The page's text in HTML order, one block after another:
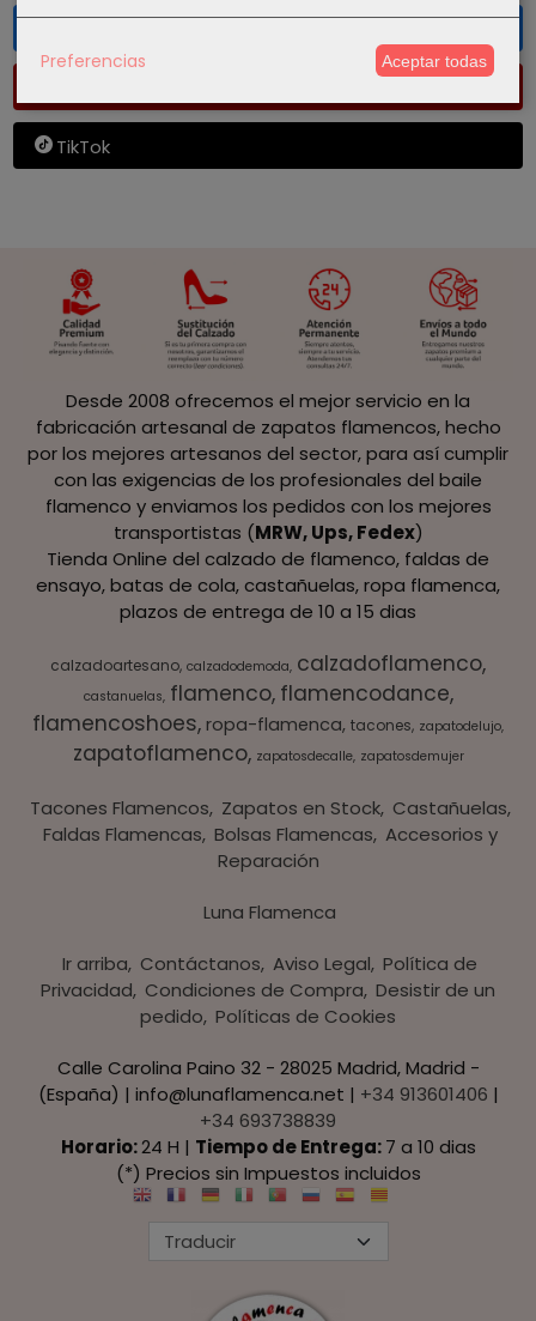
TikTok
Desde 2008 ofrecemos el mejor servicio en la
fabricación artesanal de zapatos flamencos, hecho
por los mejores artesanos del sector, para así cumplir
con las exigencias de los profesionales del baile
flamenco y enviamos los pedidos con los mejores
transportistas (MRW, Ups, Fedex)
Tienda Online del calzado de flamenco, faldas de
ensayo, batas de cola, castañuelas, ropa flamenca,
plazos de entrega de 10 a 15 dias
calzadoartesano calzadodemoda calzadoflamenco
castanuelas flamenco flamencodance
flamencoshoes ropa-flamenca tacones zapatodelujo
zapatoflamenco zapatosdecalle zapatosdemujer
Tacones Flamencos Zapatos en Stock Castañuelas
Faldas Flamencas Bolsas Flamencas Accesorios y
Reparación
Luna Flamenca
Ir arriba Contáctanos Aviso Legal Política de
Privacidad Condiciones de Compra Desistir de un
pedido Políticas de Cookies
Calle Carolina Paino 32 - 28025 Madrid, Madrid -
(España) | info@lunaflamenca.net | +34 913601406 |
+34 693738839
Horario:24 H | Tiempo de Entrega:7 a 10 dias
(*) Precios sin Impuestos incluidos
Preferencias Aceptar todas